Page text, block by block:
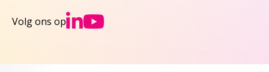
Volg ons op Ga naar NCJs